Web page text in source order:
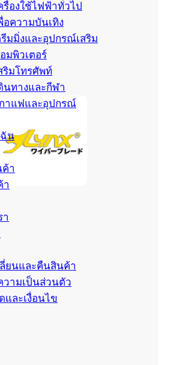
องใช้ไฟฟ้าทั่วไป
ความบันเทิง
รีมมิ่งและอุปกรณ์เสริม
มพิวเตอร์
ริมโทรศัพท์
นทางและกีฬา
กาแฟและอุปกรณ์
น
า
า
า
ยนและคืนสินค้า
วามเป็นส่วนตัว
ละเงื่อนไข